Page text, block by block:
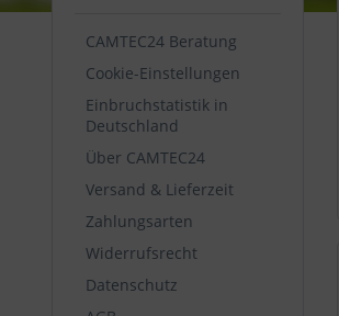
CAMTEC24 Beratung
Cookie-Einstellungen
Einbruchstatistik in
Deutschland
Über CAMTEC24
Versand & Lieferzeit
Zahlungsarten
Widerrufsrecht
Datenschutz